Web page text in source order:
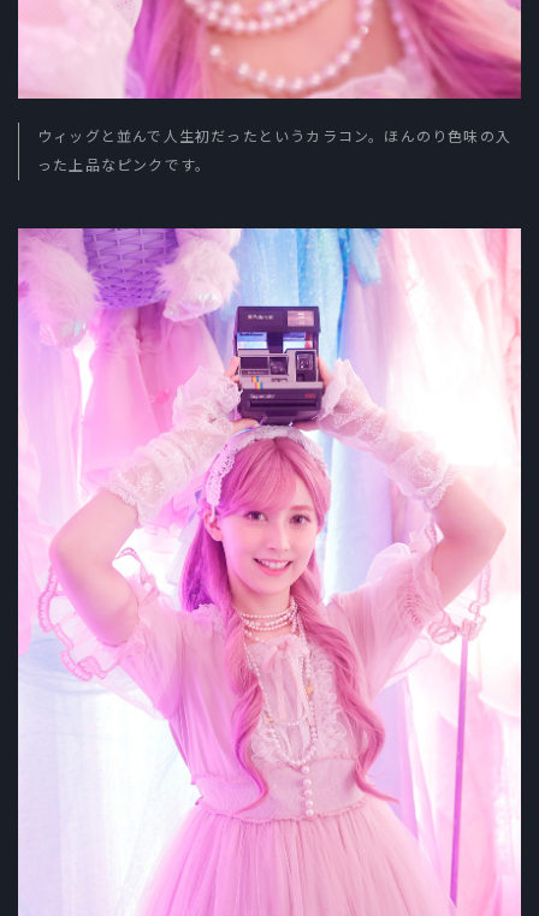
ウィッグと並んで人生初だったというカラコン。ほんのり色味の入
った上品なピンクです。